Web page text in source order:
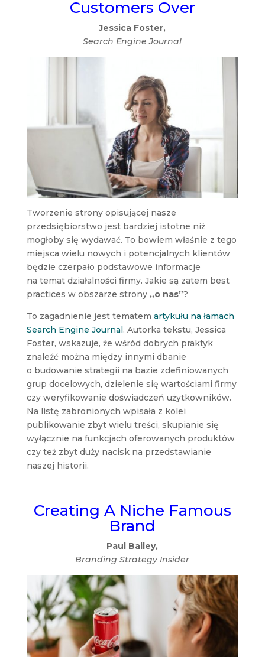
Customers Over
Jessica Foster,
Search Engine Journal
Tworzenie strony opisującej nasze
przedsiębiorstwo jest bardziej istotne niż
mogłoby się wydawać. To bowiem właśnie z tego
miejsca wielu nowych i potencjalnych klientów
będzie czerpało podstawowe informacje
na temat działalności firmy. Jakie są zatem best
practices w obszarze strony „o nas”?
To zagadnienie jest tematem artykułu na łamach
Search Engine Journal. Autorka tekstu, Jessica
Foster, wskazuje, że wśród dobrych praktyk
znaleźć można między innymi dbanie
o budowanie strategii na bazie zdefiniowanych
grup docelowych, dzielenie się wartościami firmy
czy weryfikowanie doświadczeń użytkowników.
Na listę zabronionych wpisała z kolei
publikowanie zbyt wielu treści, skupianie się
wyłącznie na funkcjach oferowanych produktów
czy też zbyt duży nacisk na przedstawianie
naszej historii.
Creating A Niche Famous
Brand
Paul Bailey,
Branding Strategy Insider